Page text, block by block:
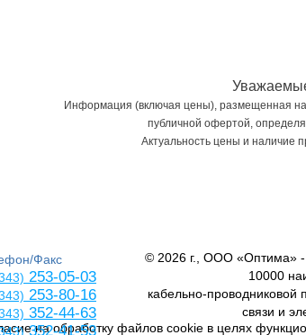
Информация (включая цены), размещенная на
публичной офертой,
Актуальность цены и наличие
Факс
253-05-03
253-80-16
352-44-63
352-41-53
© 2026 г., ООО «Оптима» -
10000
кабельно-проводниковой
связи и
на обработку файлов cookie в целях